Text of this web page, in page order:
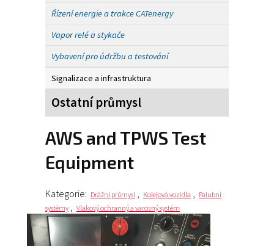
Řízení energie a trakce CATenergy
Vapor relé a stykače
Vybavení pro údržbu a testování
Signalizace a infrastruktura
Ostatní průmysl
AWS and TPWS Test
Equipment
Kategorie: Drážní průmysl , Kolejová vozidla , Palubní
systémy , Vlakový ochranný a varovný systém